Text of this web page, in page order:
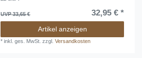
UVP 33,65 € 32,95 € *
Artikel anzeigen
*inkl. ges. MwSt. zzgl.Versandkosten